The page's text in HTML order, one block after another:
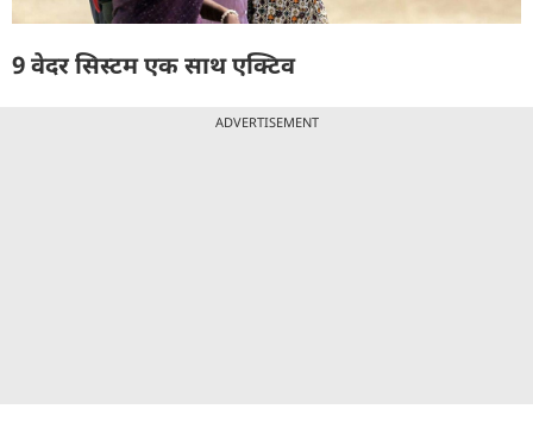
9 वेदर सिस्टम एक साथ एक्टिव
ADVERTISEMENT